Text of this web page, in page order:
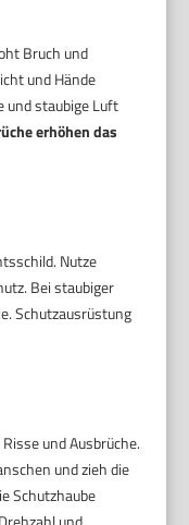
Bruch und
und Hände
und staubige Luft
erhöhen das
Nutze
Bei staubiger
Schutzausrüstung
und Ausbrüche.
und zieh die
Schutzhaube